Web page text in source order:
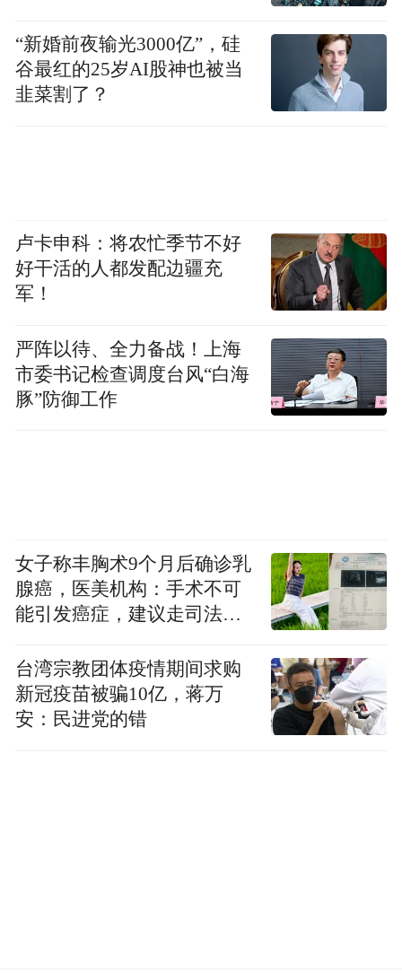
百度SEO、百度快照优化、百度关键词排
名、Google优化推广优势!
提高您网站在各大搜索引擎上的自然排名,特
别是百度和GOOGLE上的排名,通过百度关键
词优化这样可以让您的潜在客户轻松找到您,
专业:从2004年SEO刚在中国兴起的时候,我们
就开始为中小企业提供搜索引擎优化服务;16
积累了最丰富的项目实际操作经验。我们提
供百度排名优化,GOOGLE排名优化等服务,我
们的专业和经验是您成功保证。
资源:资源与经验都是我们最宝贵的优势,我们
一直不懈努力的打造高端资源服务于我们的
客户!
“新婚前夜输光3000亿”，硅
谷最红的25岁AI股神也被当
韭菜割了？
卢卡申科：将农忙季节不好
好干活的人都发配边疆充
军！
严阵以待、全力备战！上海
市委书记检查调度台风“白海
豚”防御工作
女子称丰胸术9个月后确诊乳
腺癌，医美机构：手术不可
能引发癌症，建议走司法途
台湾宗教团体疫情期间求购
新冠疫苗被骗10亿，蒋万
安：民进党的错